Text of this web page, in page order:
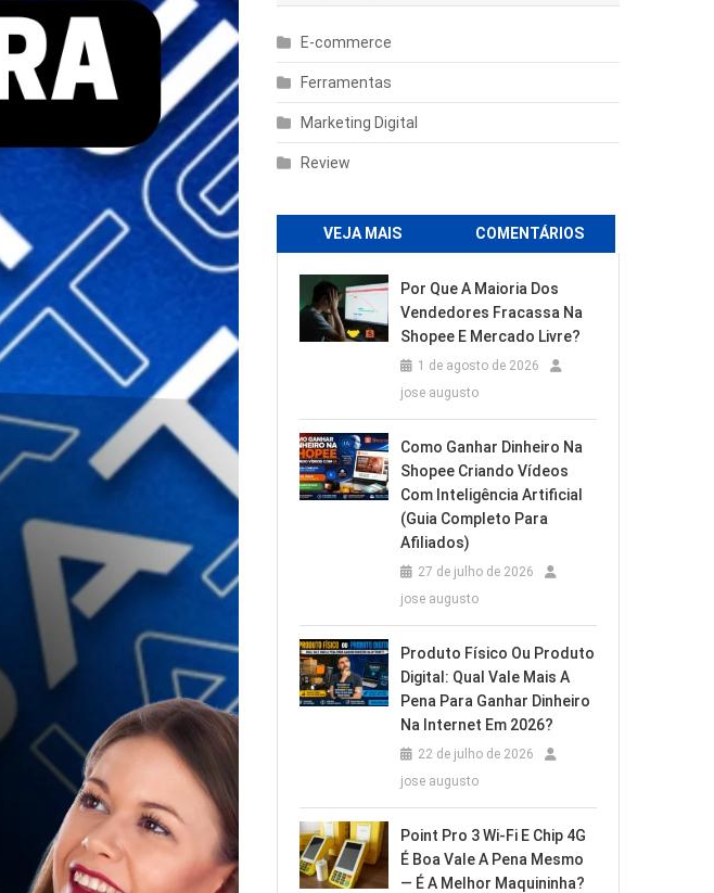
E-commerce
Ferramentas
Marketing Digital
Review
VEJA MAIS COMENTÁRIOS
Por Que A Maioria Dos
Vendedores Fracassa Na
Shopee E Mercado Livre?
1 de agosto de 2026
jose augusto
Como Ganhar Dinheiro Na
Shopee Criando Vídeos
Com Inteligência Artificial
(Guia Completo Para
Afiliados)
27 de julho de 2026
jose augusto
Produto Físico Ou Produto
Digital: Qual Vale Mais A
Pena Para Ganhar Dinheiro
Na Internet Em 2026?
22 de julho de 2026
jose augusto
Point Pro 3 Wi‑Fi E Chip 4G
É Boa Vale A Pena Mesmo
— É A Melhor Maquininha?